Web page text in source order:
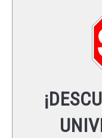
LEYES UNIVERSALES